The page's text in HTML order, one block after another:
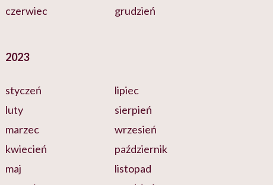
czerwiec
grudzień
2023
styczeń
luty
marzec
kwiecień
maj
lipiec
sierpień
wrzesień
październik
listopad